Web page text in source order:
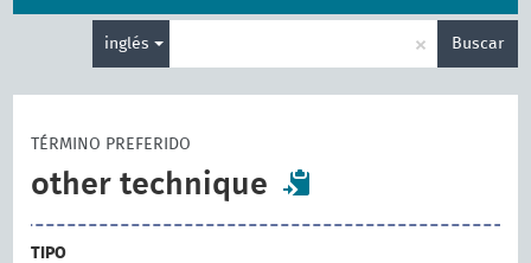
inglés × Buscar
TÉRMINO PREFERIDO
other technique
TIPO